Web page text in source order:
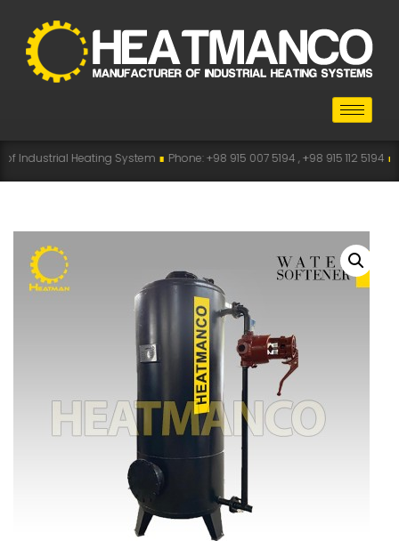
System∎Phone: +98 915 007 5194 , +98 915 112 5194∎WhatsApp: +98